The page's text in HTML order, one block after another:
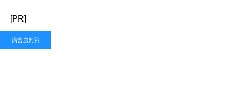
[PR]
病害虫対策